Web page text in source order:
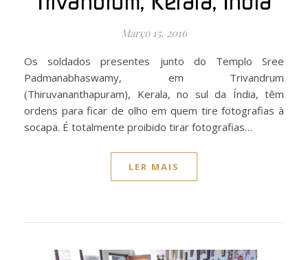
Março 15, 2016
Os soldados presentes junto do Templo Sree
Padmanabhaswamy, em Trivandrum
(Thiruvananthapuram), Kerala, no sul da Índia, têm
ordens para ficar de olho em quem tire fotografias à
socapa. É totalmente proibido tirar fotografias…
LER MAIS